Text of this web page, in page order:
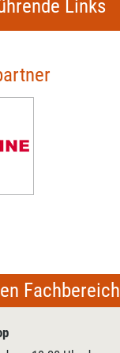
Links
Fachbereich